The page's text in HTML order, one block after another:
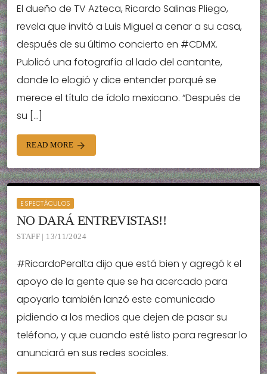
El dueño de TV Azteca, Ricardo Salinas Pliego,
revela que invitó a Luis Miguel a cenar a su casa,
después de su último concierto en #CDMX.
Publicó una fotografía al lado del cantante,
donde lo elogió y dice entender porqué se
merece el título de ídolo mexicano. “Después de
su […]
READ MORE arrow_forward
ESPECTÁCULOS
NO DARÁ ENTREVISTAS!!
STAFF | 13/11/2024
#RicardoPeralta dijo que está bien y agregó k el
apoyo de la gente que se ha acercado para
apoyarlo también lanzó este comunicado
pidiendo a los medios que dejen de pasar su
teléfono, y que cuando esté listo para regresar lo
anunciará en sus redes sociales.